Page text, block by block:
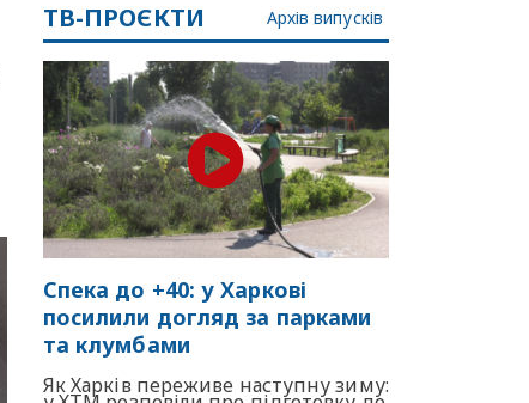
ТВ-ПРОЄКТИ Архів випусків
Спека до +40: у Харкові
посилили догляд за парками
та клумбами
Як Харків переживе наступну зиму: